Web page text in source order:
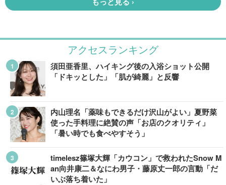
アクセスランキング
須田亜香里、ハイキング後の入浴ショット公開
「ドキッとした」「肌が綺麗」と反響
内山理名「薬味もできるだけ沢山がよい」夏野菜
使った手料理に絶賛の声「お店のクオリティ」
「暑い時でも食べやすそう」
timelesz篠塚大輝「カウコン」で救われたSnow M
an向井康二＆なにわ男子・藤原丈一郎の言動「だ
いぶ落ち着いた」